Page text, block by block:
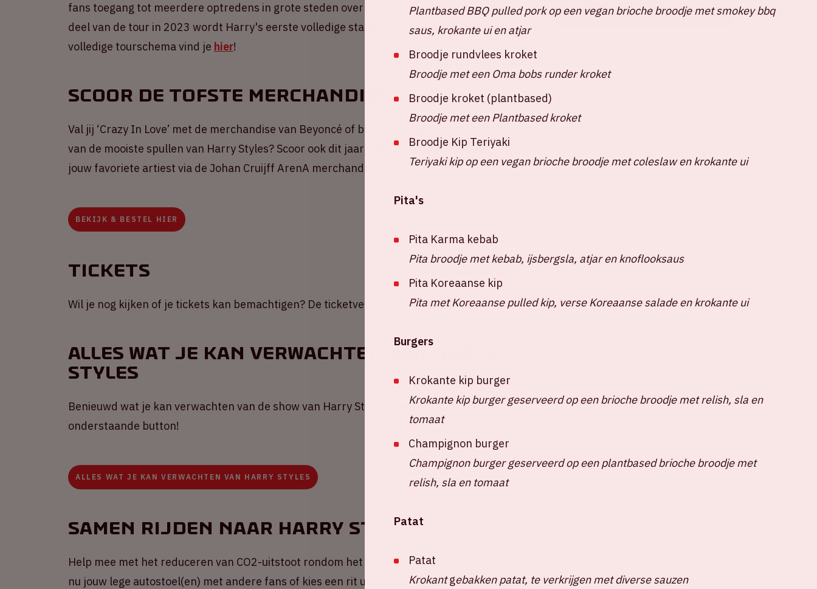
fans toegang tot meerdere optredens in grote steden over de hele wereld. Het Europese
deel van de tour in 2023 wordt Harry's eerste volledige stadiontour in Europa. Het
volledige tourschema vind je hier!
Scoor de tofste merchandise
Val jij ‘Crazy In Love’ met de merchandise van Beyoncé of ben jij aan het ‘Daydreaming’
van de mooiste spullen van Harry Styles? Scoor ook dit jaar weer de tofste items van
jouw favoriete artiest via de Johan Cruijff ArenA merchandise shop.
BEKIJK & BESTEL HIER
Tickets
Wil je nog kijken of je tickets kan bemachtigen? De ticketverkoop verloopt viaMojo.
Alles wat je kan verwachten van Harry
Styles
Benieuwd wat je kan verwachten van de show van Harry Styles? Lees ons blog via
onderstaande button!
ALLES WAT JE KAN VERWACHTEN VAN HARRY STYLES
Samen rijden naar Harry Styles
Help mee met het reduceren van CO2-uitstoot rondom het Harry Styles concert 💚 Deel
nu jouw lege autostoel(en) met andere fans of kies een rit uit om mee te rijden. Samen
KOOP HIER JOUW MERCH
Plantbased BBQ pulled pork op een vegan brioche broodje met smokey bbq
saus, krokante ui en atjar
Broodje rundvlees kroket
Broodje met een Oma bobs runder kroket
Broodje kroket (plantbased)
Broodje met een Plantbased kroket
Broodje Kip Teriyaki
Teriyaki kip op een vegan brioche broodje met coleslaw en krokante ui
Pita's
Pita Karma kebab
Pita broodje met kebab, ijsbergsla, atjar en knoflooksaus
Pita Koreaanse kip
Pita met Koreaanse pulled kip, verse Koreaanse salade en krokante ui
Burgers
Krokante kip burger
Krokante kip burger geserveerd op een brioche broodje met relish, sla en
tomaat
Champignon burger
Champignon burger geserveerd op een plantbased brioche broodje met
relish, sla en tomaat
Patat
Patat
Krokantgebakken patat, te verkrijgen met diverse sauzen